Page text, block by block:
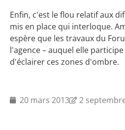
Enfin, c'est le flou relatif aux
mis en place qui interloque.
espère que les travaux du
l'agence – auquel elle
d'éclairer ces zones d'ombre.
20 mars 2013 2